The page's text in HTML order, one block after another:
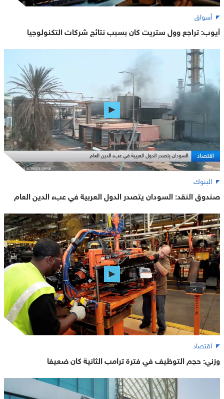
أسواق
أيوب: تراجع وول ستريت كان بسبب نتائج شركات التكنولوجيا
البنوك
صندوق النقد: السودان يتصدر الدول العربية في عبء الدين العام
اقتصاد
وزني: حجم التوظيف في فترة ترامب الثانية كان ضعيفا